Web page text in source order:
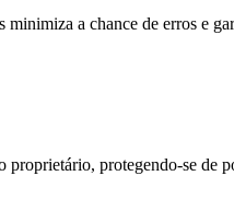
a chance de erros e
protegendo-se de